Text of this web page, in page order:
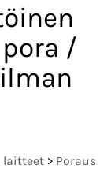
/
laitteet > Poraus